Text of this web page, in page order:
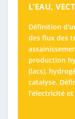
L’EAU,
Définition
des flux des
production
(lacs),
catalyse.
l’électricité